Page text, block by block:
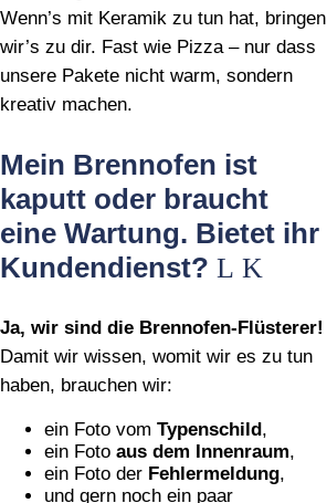
Wenn’s mit Keramik zu tun hat, bringen
wir’s zu dir. Fast wie Pizza – nur dass
unsere Pakete nicht warm, sondern
kreativ machen.
Mein Brennofen ist
kaputt oder braucht
eine Wartung. Bietet ihr
Kundendienst?
Ja, wir sind die Brennofen‑Flüsterer!
Damit wir wissen, womit wir es zu tun
haben, brauchen wir:
ein Foto vom Typenschild,
ein Foto aus dem Innenraum,
ein Foto der Fehlermeldung,
und gern noch ein paar